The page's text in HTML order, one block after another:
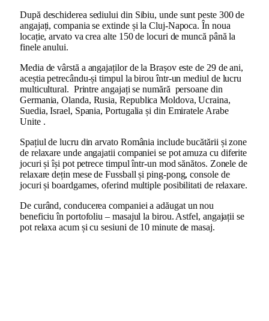
După deschiderea sediului din Sibiu, unde sunt peste 300 de
angajați, compania se extinde și la Cluj-Napoca. În noua
locație, arvato va crea alte 150 de locuri de muncă până la
finele anului.
Media de vârstă a angajaților de la Brașov este de 29 de ani,
aceștia petrecându-și timpul la birou într-un mediul de lucru
multicultural. Printre angajați se numără persoane din
Germania, Olanda, Rusia, Republica Moldova, Ucraina,
Suedia, Israel, Spania, Portugalia și din Emiratele Arabe
Unite .
Spațiul de lucru din arvato România include bucătării și zone
de relaxare unde angajatii companiei se pot amuza cu diferite
jocuri și își pot petrece timpul într-un mod sănătos. Zonele de
relaxare dețin mese de Fussball și ping-pong, console de
jocuri și boardgames, oferind multiple posibilitati de relaxare.
De curând, conducerea companiei a adăugat un nou
beneficiu în portofoliu – masajul la birou. Astfel, angajații se
pot relaxa acum și cu sesiuni de 10 minute de masaj.